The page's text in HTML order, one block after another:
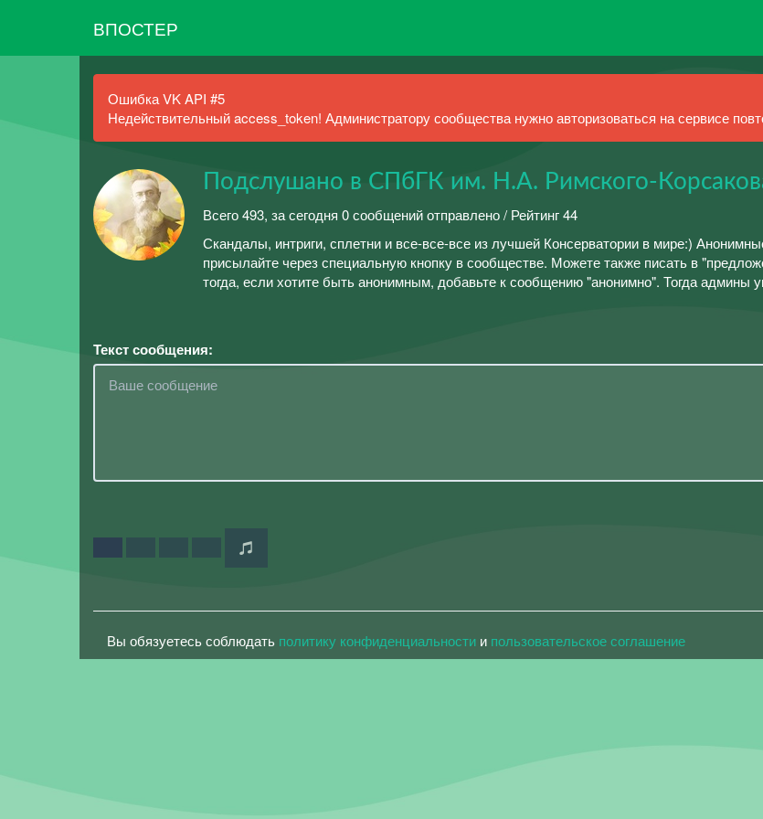
ВПОСТЕР
Ошибка VK API #5
Недействительный access_token! Администратору сообщества нужно авторизоваться на сервисе
Подслушано в СПбГК им. Н.А. Римского-
Всего 493, за сегодня 0 сообщений отправлено / Рейтинг 44
Скандалы, интриги, сплетни и все-все-все из лучшей Консерватории в мире:)
присылайте через специальную кнопку в сообществе. Можете также писать в
тогда, если хотите быть анонимным, добавьте к сообщению "анонимно". Тогда админы
Текст сообщения:
Вы обязуетесь соблюдать политику конфиденциальности и пользовательское соглашение